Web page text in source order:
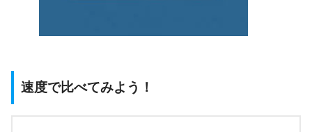
速度で比べてみよう！